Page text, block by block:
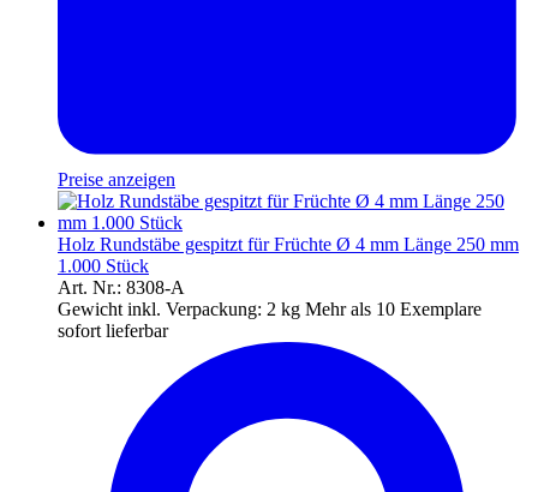
Preise anzeigen
Holz Rundstäbe gespitzt für Früchte Ø 4 mm Länge 250 mm
1.000 Stück
Art. Nr.: 8308-A
Gewicht inkl. Verpackung: 2 kg Mehr als 10 Exemplare
sofort lieferbar